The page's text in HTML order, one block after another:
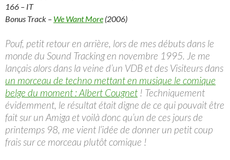
166 – IT
Bonus Track – We Want More (2006)
Pouf, petit retour en arrière, lors de mes débuts dans le
monde du Sound Tracking en novembre 1995. Je me
lançais alors dans la veine d’un VDB et des Visiteurs dans
un morceau de techno mettant en musique le comique
belge du moment : Albert Cougnet! Techniquement
évidemment, le résultat était digne de ce qui pouvait être
fait sur un Amiga et voilà donc qu’un de ces jours de
printemps 98, me vient l’idée de donner un petit coup
frais sur ce morceau plutôt comique !